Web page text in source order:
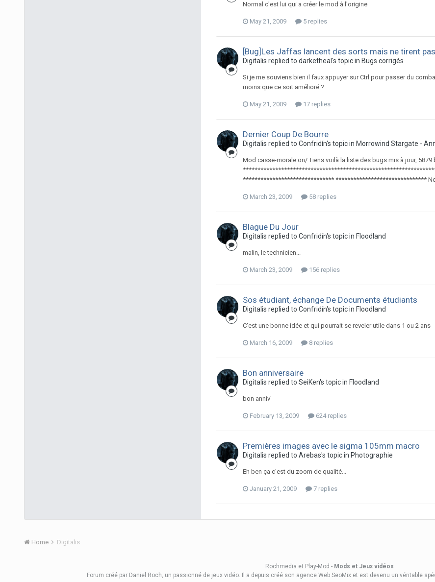
Normal c'est lui qui a créer le mod à l'origine
May 21, 2009 5 replies
[Bug]Les Jaffas lancent des sorts mais ne tirent pas
Digitalis replied to darketheal's topic in Bugs corrigés
Si je me souviens bien il faux appuyer sur Ctrl pour passer du
moins que ce soit amélioré ?
May 21, 2009 17 replies
Dernier Coup De Bourre
Digitalis replied to Confridín's topic in Morrowind Stargate -
Mod casse-morale on/ Tiens voilà la liste des bugs mis à jour,
******************************* ******************************* Non,
March 23, 2009 58 replies
Blague Du Jour
Digitalis replied to Confridín's topic in Floodland
malin, le technicien...
March 23, 2009 156 replies
Sos étudiant, échange De Documents étudiants
Digitalis replied to Confridín's topic in Floodland
C'est une bonne idée et qui pourrait se reveler utile dans 1 ou 2 ans
March 16, 2009 8 replies
Bon anniversaire
Digitalis replied to SeiKen's topic in Floodland
bon anniv'
February 13, 2009 624 replies
Premières images avec le sigma 105mm macro
Digitalis replied to Arebas's topic in Photographie
Eh ben ça c'est du zoom de qualité...
January 21, 2009 7 replies
Home Digitalis
Rochmedia et Play-Mod - Mods et Jeux vidéos
Forum créé par Daniel Roch, un passionné de jeux vidéo. Il a depuis créé son agence Web SeoMix et est devenu un véritable